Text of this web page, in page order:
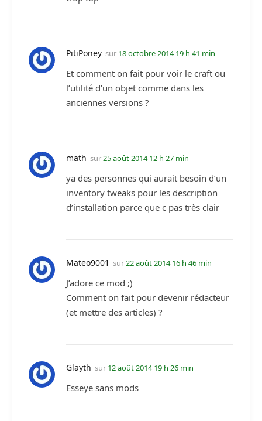
PitiPoney sur 18 octobre 2014 19 h 41 min
Et comment on fait pour voir le craft ou
l’utilité d’un objet comme dans les
anciennes versions ?
math sur 25 août 2014 12 h 27 min
ya des personnes qui aurait besoin d’un
inventory tweaks pour les description
d’installation parce que c pas très clair
Mateo9001 sur 22 août 2014 16 h 46 min
J’adore ce mod ;)
Comment on fait pour devenir rédacteur
(et mettre des articles) ?
Glayth sur 12 août 2014 19 h 26 min
Esseye sans mods